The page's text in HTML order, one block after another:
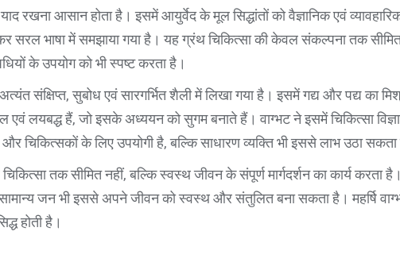
रखना आसान होता है। इसमें आयुर्वेद के मूल सिद्धांतों को वैज्ञानिक एवं
सरल भाषा में समझाया गया है। यह ग्रंथ चिकित्सा की केवल संकल्पना तक
के उपयोग को भी स्पष्ट करता है।
संक्षिप्त, सुबोध एवं सारगर्भित शैली में लिखा गया है। इसमें गद्य और पद्य का
लयबद्ध हैं, जो इसके अध्ययन को सुगम बनाते हैं। वाग्भट ने इसमें चिकित्सा
चिकित्सकों के लिए उपयोगी है, बल्कि साधारण व्यक्ति भी इससे लाभ उठा सकता
तक सीमित नहीं, बल्कि स्वस्थ जीवन के संपूर्ण मार्गदर्शन का कार्य करता
जन भी इससे अपने जीवन को स्वस्थ और संतुलित बना सकता है। महर्षि
होती है।